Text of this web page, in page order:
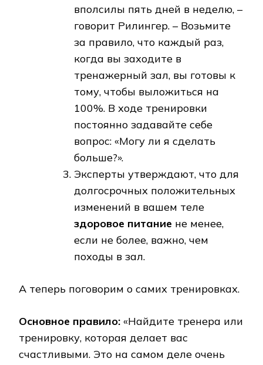
вполсилы пять дней в неделю, –
говорит Рилингер. – Возьмите
за правило, что каждый раз,
когда вы заходите в
тренажерный зал, вы готовы к
тому, чтобы выложиться на
100%. В ходе тренировки
постоянно задавайте себе
вопрос: «Могу ли я сделать
больше?».
Эксперты утверждают, что для
долгосрочных положительных
изменений в вашем теле
здоровое питание не менее,
если не более, важно, чем
походы в зал.
А теперь поговорим о самих тренировках.
Основное правило: «Найдите тренера или
тренировку, которая делает вас
счастливыми. Это на самом деле очень